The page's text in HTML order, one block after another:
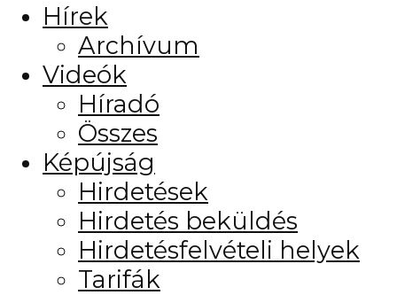
Hírek
Archívum
Videók
Híradó
Összes
Képújság
Hirdetések
Hirdetés beküldés
Hirdetésfelvételi helyek
Tarifák